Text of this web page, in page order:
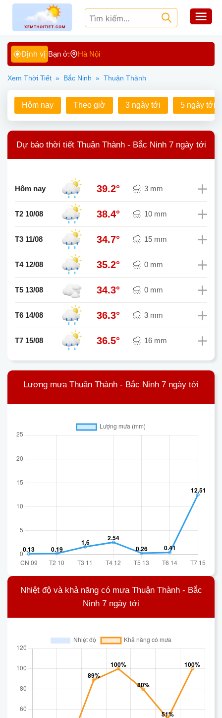
Định vị Bạn ở: Hà Nội
Xem Thời Tiết » Bắc Ninh » Thuận Thành
Hôm nay Theo giờ 3 ngày tới 5 ngày tới
Dự báo thời tiết Thuận Thành - Bắc Ninh 7 ngày tới
Hôm nay 39.2° 3 mm
T2 10/08 38.4° 10 mm
T3 11/08 34.7° 15 mm
T4 12/08 35.2° 0 mm
T5 13/08 34.3° 0 mm
T6 14/08 36.3° 3 mm
T7 15/08 36.5° 16 mm
Lượng mưa Thuận Thành - Bắc Ninh 7 ngày tới
Nhiệt độ và khả năng có mưa Thuận Thành - Bắc
Ninh 7 ngày tới